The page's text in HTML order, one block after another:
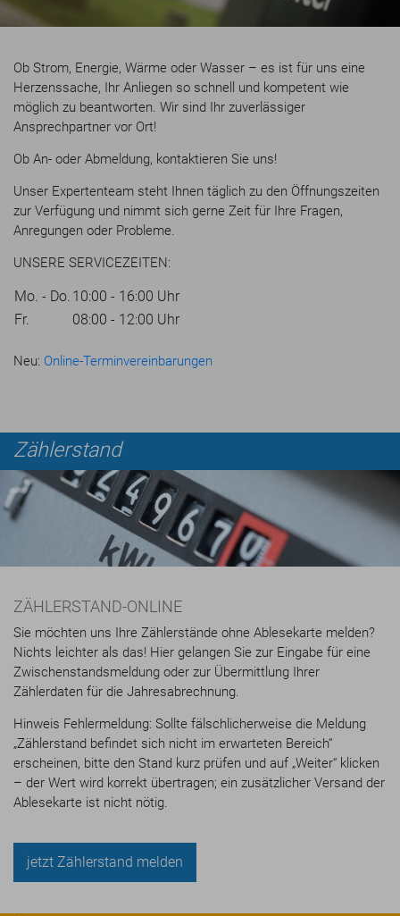
Ob Strom, Energie, Wärme oder Wasser – es ist für uns eine
Herzenssache, Ihr Anliegen so schnell und kompetent wie
möglich zu beantworten. Wir sind Ihr zuverlässiger
Ansprechpartner vor Ort!
Ob An- oder Abmeldung, kontaktieren Sie uns!
Unser Expertenteam steht Ihnen täglich zu den Öffnungszeiten
zur Verfügung und nimmt sich gerne Zeit für Ihre Fragen,
Anregungen oder Probleme.
UNSERE SERVICEZEITEN:
Mo. - Do. 10:00 - 16:00 Uhr
Fr.
08:00 - 12:00 Uhr
Neu: Online-Terminvereinbarungen
Zählerstand
ZÄHLERSTAND-ONLINE
Sie möchten uns Ihre Zählerstände ohne Ablesekarte melden?
Nichts leichter als das! Hier gelangen Sie zur Eingabe für eine
Zwischenstandsmeldung oder zur Übermittlung Ihrer
Zählerdaten für die Jahresabrechnung.
Hinweis Fehlermeldung: Sollte fälschlicherweise die Meldung
„Zählerstand befindet sich nicht im erwarteten Bereich“
erscheinen, bitte den Stand kurz prüfen und auf „Weiter“ klicken
– der Wert wird korrekt übertragen; ein zusätzlicher Versand der
Ablesekarte ist nicht nötig.
jetzt Zählerstand melden